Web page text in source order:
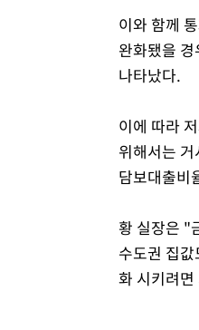
이와 함께
완화됐을
나타났다.
이에 따라
위해서는
담보대출비
황 실장은 "
수도권 집
화 시키려